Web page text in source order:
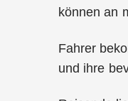
können an
Fahrer
und ihre